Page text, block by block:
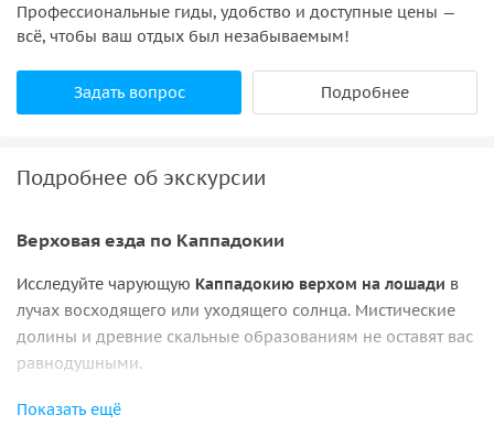
Профессиональные гиды, удобство и доступные цены —
всё, чтобы ваш отдых был незабываемым!
Задать вопрос Подробнее
Подробнее об экскурсии
Верховая езда по Каппадокии
Исследуйте чарующую Каппадокию верхом на лошади в
лучах восходящего или уходящего солнца. Мистические
долины и древние скальные образованиям не оставят вас
равнодушными.
•Вас встретит профессиональный инструктор
Показать ещё